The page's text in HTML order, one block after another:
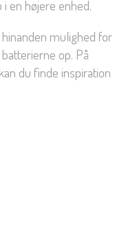
en højere enhed.
mulighed for
op. På
kan du finde inspiration